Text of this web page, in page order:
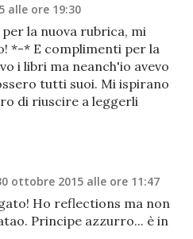
alle ore 19:30
la nuova rubrica, mi
*-* E complimenti per la
i libri ma neanch'io avevo
tutti suoi. Mi ispirano
di riuscire a leggerli
ottobre 2015 alle ore 11:47
Ho reflections ma non
Principe azzurro... è in